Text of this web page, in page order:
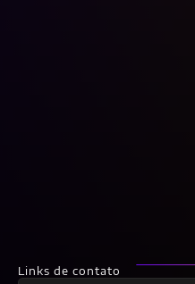
Links de contato